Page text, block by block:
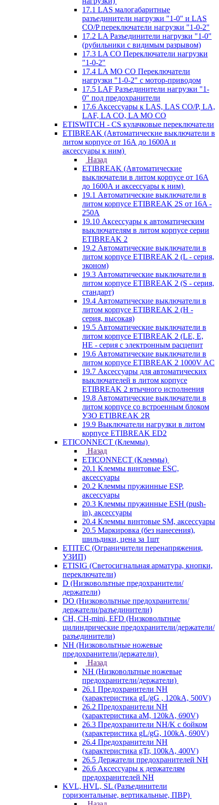
17.1 LAS малогабаритные
разъединители нагрузки "1-0" и LAS
CO/P переключатели нагрузки "1-0-2"
17.2 LA Разъединители нагрузки "1-0"
(рубильники с видимым разрывом)
17.3 LA CO Переключатели нагрузки
"1-0-2"
17.4 LA MO CO Переключатели
нагрузки "1-0-2" с мотор-приводом
17.5 LAF Разъединители нагрузки "1-
0" под предохранители
17.6 Аксессуары к LAS, LAS CO/P, LA,
LAF, LA CO, LA MO CO
ETISWITCH - CS кулачковые переключатели
ETIBREAK (Автоматические выключатели в
литом корпусе от 16А до 1600А и
аксессуары к ним)
Назад
ETIBREAK (Автоматические
выключатели в литом корпусе от 16А
до 1600А и аксессуары к ним)
19.1 Автоматические выключатели в
литом корпусе ETIBREAK 2S от 16A -
250A
19.10 Аксессуары к автоматическим
выключателям в литом корпусе серии
ETIBREAK 2
19.2 Автоматические выключатели в
литом корпусе ETIBREAK 2 (L - серия,
эконом)
19.3 Автоматические выключатели в
литом корпусе ETIBREAK 2 (S - серия,
стандарт)
19.4 Автоматические выключатели в
литом корпусе ETIBREAK 2 (H -
серия, высокая)
19.5 Автоматические выключатели в
литом корпусе ETIBREAK 2 (LE, E,
HE - серия с электронным расцепит
19.6 Автоматические выключатели в
литом корпусе ETIBREAK 2 1000V AC
19.7 Аксессуары для автоматических
выключателей в литом корпусе
ETIBREAK 2 втычного исполнения
19.8 Автоматические выключатели в
литом корпусе со встроенным блоком
УЗО ETIBREAK 2R
19.9 Выключатели нагрузки в литом
корпусе ETIBREAK ED2
ETICONNECT (Клеммы)
Назад
ETICONNECT (Клеммы)
20.1 Клеммы винтовые ESC,
аксессуары
20.2 Клеммы пружинные ESP,
аксессуары
20.3 Клеммы пружинные ESH (push-
in), аксессуары
20.4 Клеммы винтовые SM, аксессуары
20.5 Маркировка (без нанесения),
шильдики, цена за 1шт
ETITEC (Ограничители перенапряжения,
УЗИП)
ETISIG (Светосигнальная арматура, кнопки,
переключатели)
D (Низковольтные предохранители/
держатели)
DO (Низковольтные предохранители/
держатели/разъединители)
CH, CH-mini, EFD (Низковольтные
цилиндрические предохранители/держатели/
разъединители)
NH (Низковольтные ножевые
предохранители/держатели)
Назад
NH (Низковольтные ножевые
предохранители/держатели)
26.1 Предохранители NH
(характеристика gL/gG , 120kA, 500V)
26.2 Предохранители NH
(характеристика aM, 120kA, 690V)
26.3 Предохранители NH/K с бойком
(характеристика gL/gG, 100kA, 690V)
26.4 Предохранители NH
(характеристика gTr, 100kA, 400V)
26.5 Держатели предохранителей NH
26.6 Аксессуары к держателям
предохранителей NH
KVL, HVL, SL (Разъединители
горизонтальные, вертикальные, ПВР)